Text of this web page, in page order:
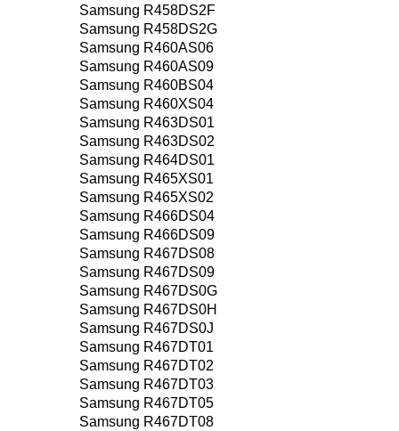
Samsung R458DS2F
Samsung R458DS2G
Samsung R460AS06
Samsung R460AS09
Samsung R460BS04
Samsung R460XS04
Samsung R463DS01
Samsung R463DS02
Samsung R464DS01
Samsung R465XS01
Samsung R465XS02
Samsung R466DS04
Samsung R466DS09
Samsung R467DS08
Samsung R467DS09
Samsung R467DS0G
Samsung R467DS0H
Samsung R467DS0J
Samsung R467DT01
Samsung R467DT02
Samsung R467DT03
Samsung R467DT05
Samsung R467DT08